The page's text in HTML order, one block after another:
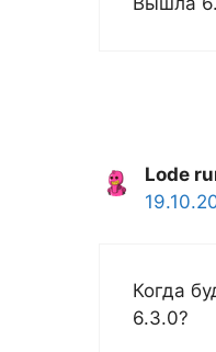
Lode
Когда
6.3.0?